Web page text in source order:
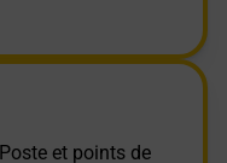
et points de